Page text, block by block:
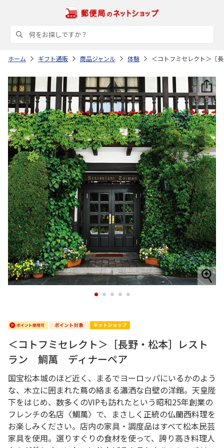
ホーム ギフト通販 商品ジャンル 体験 ＜コトフミセレクト＞［
1 2 3 4 5
＜コトフミセレクト＞［長野・松本］レスト
ラン 鯛萬 ディナーペア
国宝松本城のほど近く、まるでヨーロッパにいるかのよう
な、木立に囲まれた蔦の絡まる瀟洒な白壁の洋館。天皇陛
下をはじめ、数多くのVIPも訪れたという昭和25年創業の
フレンチの名店〈鯛萬〉で、まさしく正統の仏蘭西料理を
お楽しみください。店内の家具・調度品はすべて松本民芸
家具を使用。選りすぐりの食材を使って、誇り高き料理人